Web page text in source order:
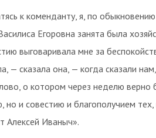
к коменданту, я, по
Егоровна занята была
выговаривала мне за
— сказала она, — когда сказали
о котором через неделю верно
но и совестию и благополучием
Алексей Иваныч».